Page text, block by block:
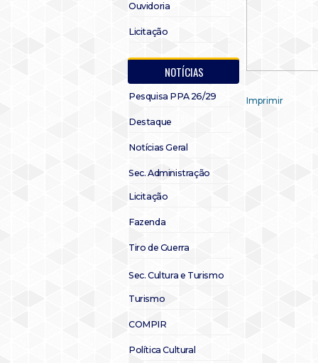
Ouvidoria
Licitação
NOTÍCIAS
Pesquisa PPA 26/29
Destaque
Notícias Geral
Sec. Administração
Licitação
Fazenda
Tiro de Guerra
Sec. Cultura e Turismo
Turismo
COMPIR
Política Cultural
Imprimir